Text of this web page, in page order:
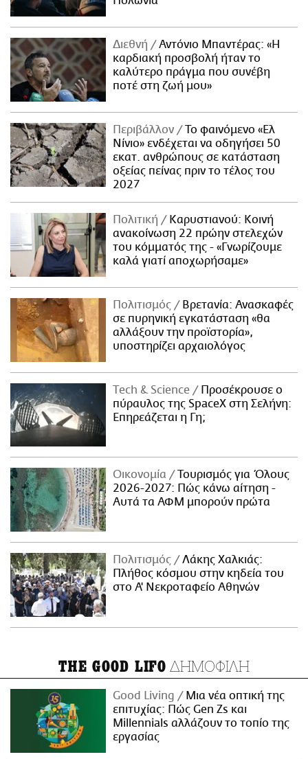
Διεθνή
Αντόνιο Μπαντέρας: «Η
καρδιακή προσβολή ήταν το
καλύτερο πράγμα που συνέβη
ποτέ στη ζωή μου»
Περιβάλλον
Το φαινόμενο «Ελ
Νίνιο» ενδέχεται να οδηγήσει 50
εκατ. ανθρώπους σε κατάσταση
οξείας πείνας πριν το τέλος του
2027
Πολιτική
Καρυστιανού: Κοινή
ανακοίνωση 22 πρώην στελεχών
του κόμματός της - «Γνωρίζουμε
καλά γιατί αποχωρήσαμε»
Πολιτισμός
Βρετανία: Ανασκαφές
σε πυρηνική εγκατάσταση «θα
αλλάξουν την προϊστορία»,
υποστηρίζει αρχαιολόγος
Τech & Science
Προσέκρουσε ο
πύραυλος της SpaceX στη Σελήνη:
Επηρεάζεται η Γη;
Οικονομία
Τουρισμός για Όλους
2026-2027: Πώς κάνω αίτηση -
Αυτά τα ΑΦΜ μπορούν πρώτα
Πολιτισμός
Λάκης Χαλκιάς:
Πλήθος κόσμου στην κηδεία του
στο Α' Νεκροταφείο Αθηνών
THE GOOD LIFO ΔΗΜΟΦΙΛΗ
Good Living
Μια νέα οπτική της
επιτυχίας: Πώς Gen Zs και
Millennials αλλάζουν το τοπίο της
εργασίας